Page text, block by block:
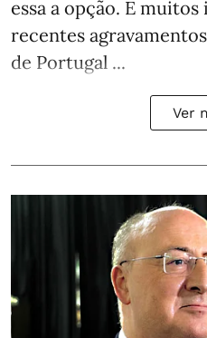
essa a opção. E
recentes
de Portugal ...
Ver